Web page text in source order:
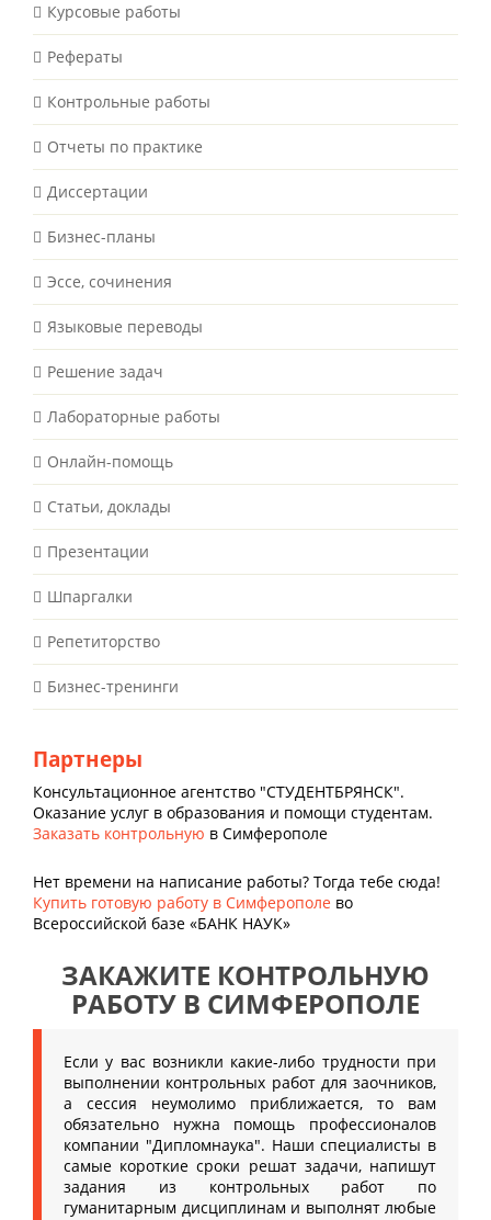
Курсовые работы
Рефераты
Контрольные работы
Отчеты по практике
Диссертации
Бизнес-планы
Эссе, сочинения
Языковые переводы
Решение задач
Лабораторные работы
Онлайн-помощь
Статьи, доклады
Презентации
Шпаргалки
Репетиторство
Бизнес-тренинги
Партнеры
Консультационное агентство "СТУДЕНТБРЯНСК".
Оказание услуг в образования и помощи студентам.
Заказать контрольную в Симферополе
Нет времени на написание работы? Тогда тебе сюда!
Купить готовую работу в Симферополе во
Всероссийской базе «БАНК НАУК»
ЗАКАЖИТЕ КОНТРОЛЬНУЮ
РАБОТУ В СИМФЕРОПОЛЕ
Если у вас возникли какие-либо трудности при
выполнении контрольных работ для заочников,
а сессия неумолимо приближается, то вам
обязательно нужна помощь профессионалов
компании "Дипломнаука". Наши специалисты в
самые короткие сроки решат задачи, напишут
задания из контрольных работ по
гуманитарным дисциплинам и выполнят любые